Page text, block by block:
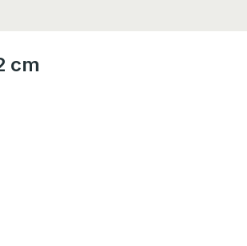
cm